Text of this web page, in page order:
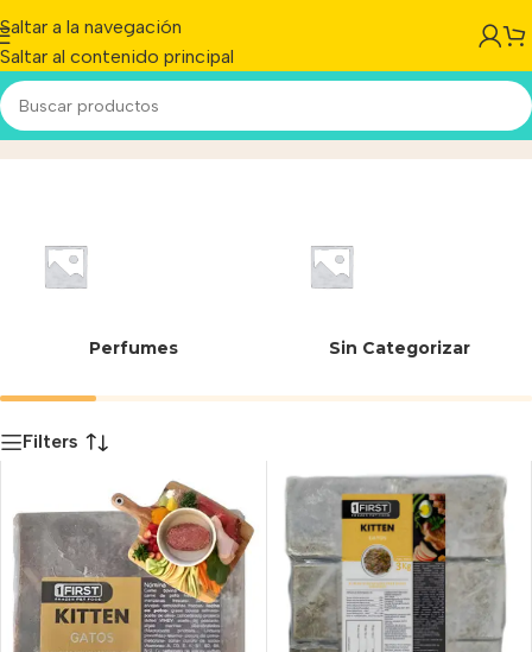
Saltar a la navegación
Saltar al contenido principal
24-388/AInicio/Producto
Perfumes Sin Categorizar
Filters